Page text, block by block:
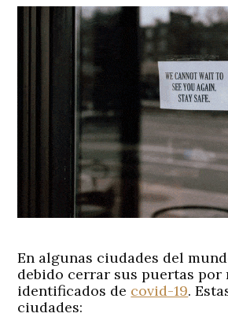
En algunas ciudades del
debido cerrar sus puertas por
identificados de covid-19.
ciudades: